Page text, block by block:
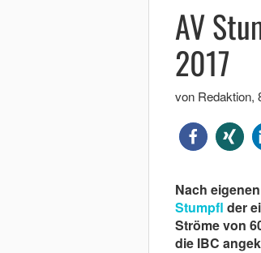
AV
2017
von Redaktion,
Nach
Stumpfl der
Ströme von
die IBC